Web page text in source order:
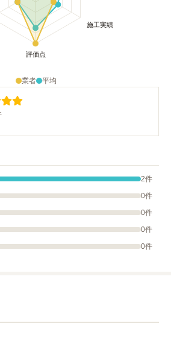
業者 平均
2件
0件
0件
0件
0件